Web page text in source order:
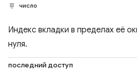
число
Индекс вкладки в пределах её
нуля.
последний доступ